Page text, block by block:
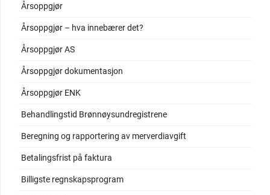
Årsoppgjør
Årsoppgjør – hva innebærer det?
Årsoppgjør AS
Årsoppgjør dokumentasjon
Årsoppgjør ENK
Behandlingstid Brønnøysundregistrene
Beregning og rapportering av merverdiavgift
Betalingsfrist på faktura
Billigste regnskapsprogram